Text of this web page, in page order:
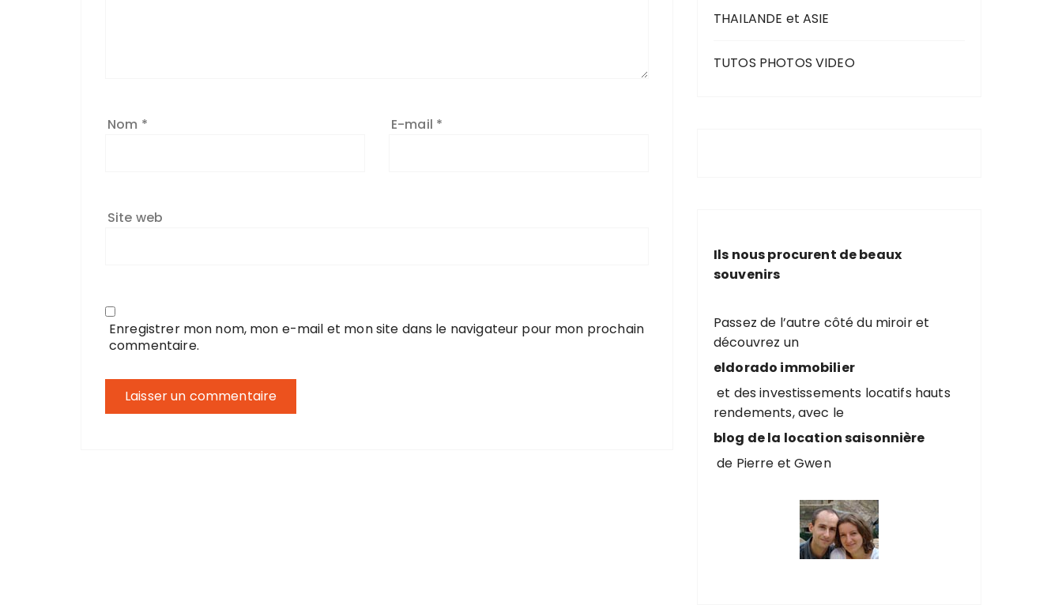
Nom * E-mail *
Site web
Enregistrer mon nom, mon e-mail et mon site dans le navigateur pour mon prochain
commentaire.
THAILANDE et ASIE
TUTOS PHOTOS VIDEO
Ils nous procurent de beaux
souvenirs
Passez de l’autre côté du miroir et
découvrez un
eldorado immobilier
et des investissements locatifs hauts
rendements, avec le
blog de la location saisonnière
de Pierre et Gwen